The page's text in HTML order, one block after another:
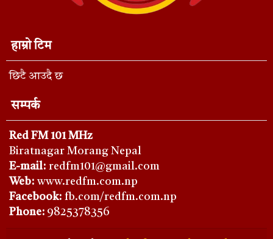
हाम्रो टिम
छिटै आउदै छ
सम्पर्क
Red FM 101 MHz
Biratnagar Morang Nepal
E-mail: redfm101@gmail.com
Web: www.redfm.com.np
Facebook: fb.com/redfm.com.np
Phone: 9825378356